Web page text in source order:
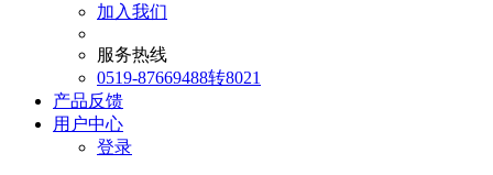
加入我们
服务热线
0519-87669488转8021
产品反馈
用户中心
登录